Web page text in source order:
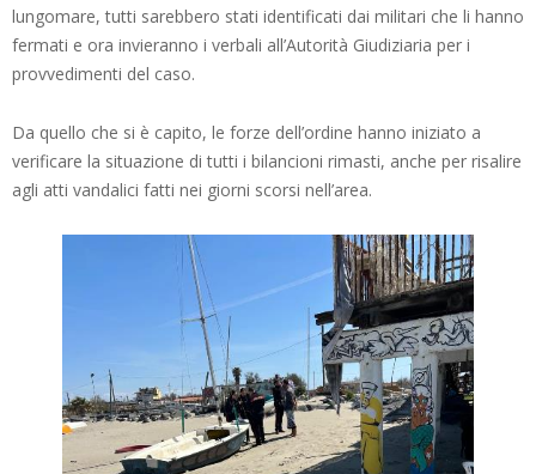
lungomare, tutti sarebbero stati identificati dai militari che li hanno
fermati e ora invieranno i verbali all’Autorità Giudiziaria per i
provvedimenti del caso.
Da quello che si è capito, le forze dell’ordine hanno iniziato a
verificare la situazione di tutti i bilancioni rimasti, anche per risalire
agli atti vandalici fatti nei giorni scorsi nell’area.